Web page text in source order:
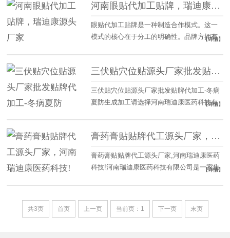
索、细辛、肉桂、甘遂、麻黄、黄芪、干
肢寒冷、关节痛、宫寒、胃寒、慢性咳喘
河南眼贴代加工贴牌，瑞迪康源头厂家
眼贴代加工贴牌是一种制造合作模式。这一
模式的核心在于分工的明确性。品牌方拥有
造，拥有相应的生产资质、设备和技术能
准、数量及交付时间。从构成要素来看，这
一模式涉及几个关键部分。首先是资
【详情】
三伏贴穴位贴源头厂家批发贴牌代加工-冬病夏防
三伏贴穴位贴源头厂家批发贴牌代加工-冬病
夏防生成加工请选择河南瑞迪康医药科技有
【详情】
膏药膏贴贴牌代工源头厂家，河南瑞迪康医药科技!
膏药膏贴贴牌代工源头厂家,河南瑞迪康医药
科技!河南瑞迪康医药科技有限公司是一家集
代科技型企业，并通过十万级净化车间认
证，全净化车间生产、包装。公司资质齐
【详情】
共3页 首页 上一页 当前页：1 下一页 末页